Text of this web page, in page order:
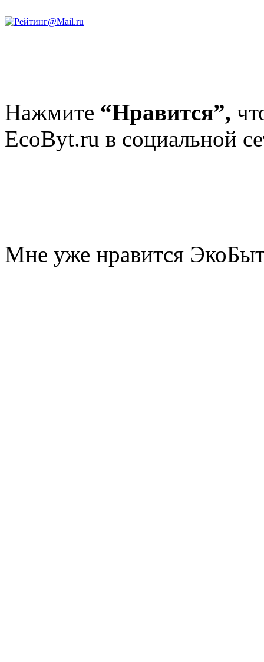
Нажмите “Нравится”,
EcoByt.ru в социальной
Мне уже нравится